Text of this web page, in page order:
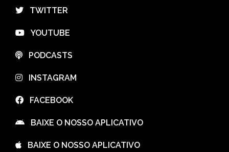
⠀TWITTER
⠀YOUTUBE
⠀PODCASTS
⠀INSTAGRAM
⠀FACEBOOK
⠀BAIXE O NOSSO APLICATIVO
⠀BAIXE O NOSSO APLICATIVO